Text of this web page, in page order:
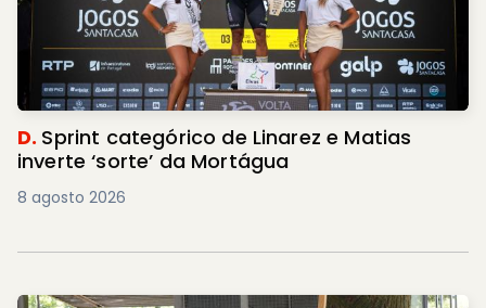
D. Sprint categórico de Linarez e Matias
inverte ‘sorte’ da Mortágua
8 agosto 2026